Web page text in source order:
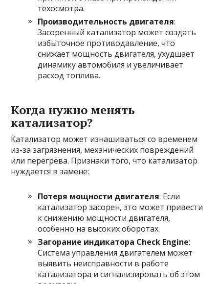
техосмотра.
Производительность двигателя:
Засоренный катализатор может создать
избыточное противодавление, что
снижает мощность двигателя, ухудшает
динамику автомобиля и увеличивает
расход топлива.
Когда нужно менять
катализатор?
Катализатор может изнашиваться со временем
из-за загрязнения, механических повреждений
или перегрева. Признаки того, что катализатор
нуждается в замене:
Потеря мощности двигателя: Если
катализатор засорен, это может привести
к снижению мощности двигателя,
особенно на высоких оборотах.
Загорание индикатора Check Engine:
Система управления двигателем может
выявить неисправности в работе
катализатора и сигнализировать об этом